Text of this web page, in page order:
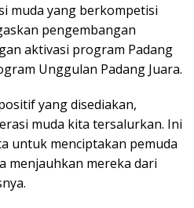
muda yang berkompetisi
pengembangan
aktivasi program Padang
Unggulan Padang Juara.
yang disediakan,
muda kita tersalurkan. Ini
untuk menciptakan pemuda
menjauhkan mereka dari